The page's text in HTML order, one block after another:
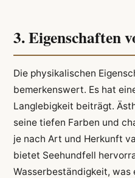
3. Eigenschaften
Die physikalischen
bemerkenswert. Es hat
Langlebigkeit beiträgt.
seine tiefen Farben und
je nach Art und Herkunft
bietet Seehundfell
Wasserbeständigkeit, was